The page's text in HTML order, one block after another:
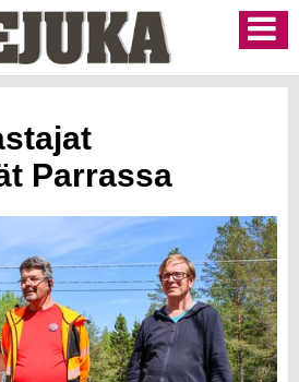
Parrassa